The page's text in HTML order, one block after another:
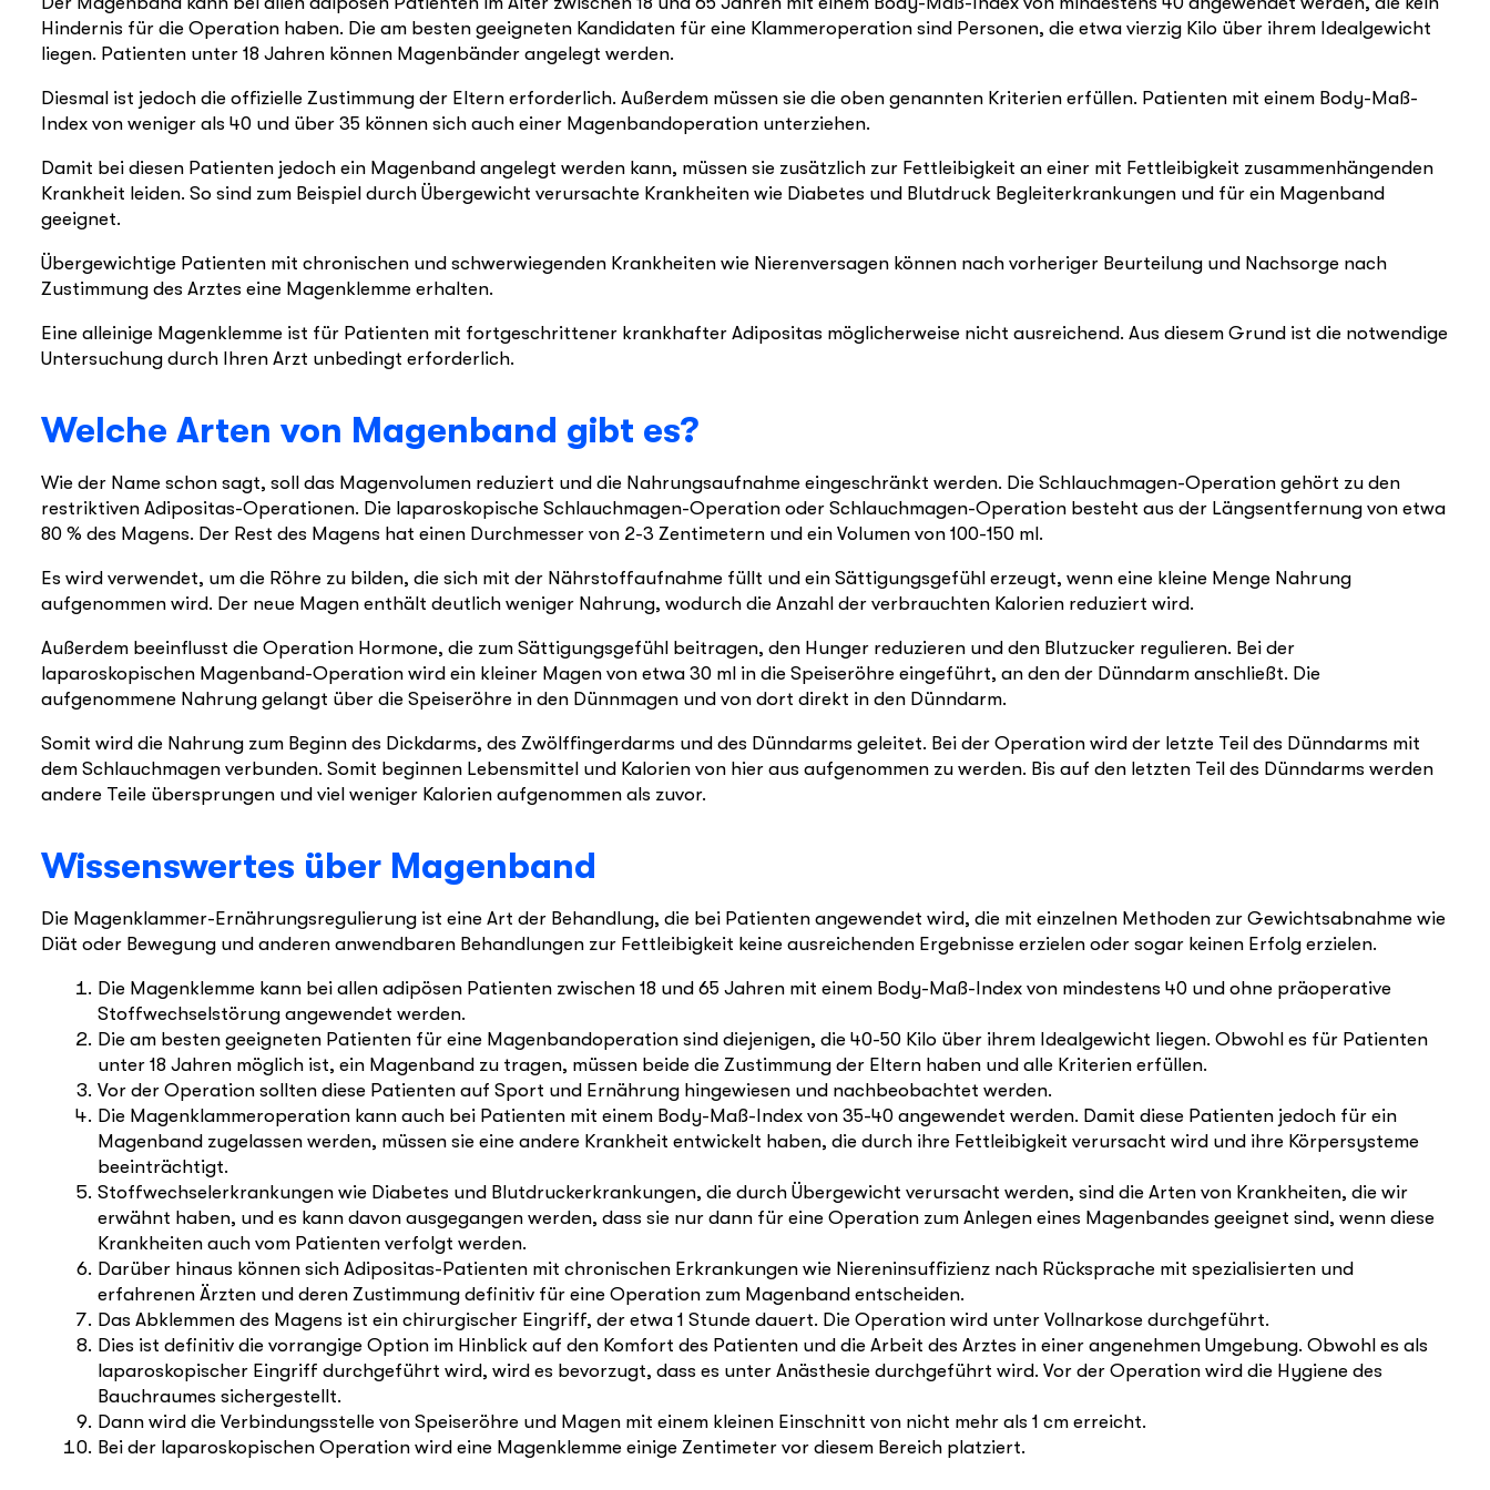
Hindernis für die Operation haben. Die am besten geeigneten Kandidaten für eine Klammeroperation sind Personen, die etwa vierzig Kilo über ihrem Idealgewicht
liegen. Patienten unter 18 Jahren können Magenbänder angelegt werden.
Diesmal ist jedoch die offizielle Zustimmung der Eltern erforderlich. Außerdem müssen sie die oben genannten Kriterien erfüllen. Patienten mit einem Body-Maß-
Index von weniger als 40 und über 35 können sich auch einer Magenbandoperation unterziehen.
Damit bei diesen Patienten jedoch ein Magenband angelegt werden kann, müssen sie zusätzlich zur Fettleibigkeit an einer mit Fettleibigkeit zusammenhängenden
Krankheit leiden. So sind zum Beispiel durch Übergewicht verursachte Krankheiten wie Diabetes und Blutdruck Begleiterkrankungen und für ein Magenband
geeignet.
Übergewichtige Patienten mit chronischen und schwerwiegenden Krankheiten wie Nierenversagen können nach vorheriger Beurteilung und Nachsorge nach
Zustimmung des Arztes eine Magenklemme erhalten.
Eine alleinige Magenklemme ist für Patienten mit fortgeschrittener krankhafter Adipositas möglicherweise nicht ausreichend. Aus diesem Grund ist die notwendige
Untersuchung durch Ihren Arzt unbedingt erforderlich.
Welche Arten von Magenband gibt es?
Wie der Name schon sagt, soll das Magenvolumen reduziert und die Nahrungsaufnahme eingeschränkt werden. Die Schlauchmagen-Operation gehört zu den
restriktiven Adipositas-Operationen. Die laparoskopische Schlauchmagen-Operation oder Schlauchmagen-Operation besteht aus der Längsentfernung von etwa
80 % des Magens. Der Rest des Magens hat einen Durchmesser von 2-3 Zentimetern und ein Volumen von 100-150 ml.
Es wird verwendet, um die Röhre zu bilden, die sich mit der Nährstoffaufnahme füllt und ein Sättigungsgefühl erzeugt, wenn eine kleine Menge Nahrung
aufgenommen wird. Der neue Magen enthält deutlich weniger Nahrung, wodurch die Anzahl der verbrauchten Kalorien reduziert wird.
Außerdem beeinflusst die Operation Hormone, die zum Sättigungsgefühl beitragen, den Hunger reduzieren und den Blutzucker regulieren. Bei der
laparoskopischen Magenband-Operation wird ein kleiner Magen von etwa 30 ml in die Speiseröhre eingeführt, an den der Dünndarm anschließt. Die
aufgenommene Nahrung gelangt über die Speiseröhre in den Dünnmagen und von dort direkt in den Dünndarm.
Somit wird die Nahrung zum Beginn des Dickdarms, des Zwölffingerdarms und des Dünndarms geleitet. Bei der Operation wird der letzte Teil des Dünndarms mit
dem Schlauchmagen verbunden. Somit beginnen Lebensmittel und Kalorien von hier aus aufgenommen zu werden. Bis auf den letzten Teil des Dünndarms werden
andere Teile übersprungen und viel weniger Kalorien aufgenommen als zuvor.
Wissenswertes über Magenband
Die Magenklammer-Ernährungsregulierung ist eine Art der Behandlung, die bei Patienten angewendet wird, die mit einzelnen Methoden zur Gewichtsabnahme wie
Diät oder Bewegung und anderen anwendbaren Behandlungen zur Fettleibigkeit keine ausreichenden Ergebnisse erzielen oder sogar keinen Erfolg erzielen.
Die Magenklemme kann bei allen adipösen Patienten zwischen 18 und 65 Jahren mit einem Body-Maß-Index von mindestens 40 und ohne präoperative
Stoffwechselstörung angewendet werden.
Die am besten geeigneten Patienten für eine Magenbandoperation sind diejenigen, die 40-50 Kilo über ihrem Idealgewicht liegen. Obwohl es für Patienten
unter 18 Jahren möglich ist, ein Magenband zu tragen, müssen beide die Zustimmung der Eltern haben und alle Kriterien erfüllen.
Vor der Operation sollten diese Patienten auf Sport und Ernährung hingewiesen und nachbeobachtet werden.
Die Magenklammeroperation kann auch bei Patienten mit einem Body-Maß-Index von 35-40 angewendet werden. Damit diese Patienten jedoch für ein
Magenband zugelassen werden, müssen sie eine andere Krankheit entwickelt haben, die durch ihre Fettleibigkeit verursacht wird und ihre Körpersysteme
beeinträchtigt.
Stoffwechselerkrankungen wie Diabetes und Blutdruckerkrankungen, die durch Übergewicht verursacht werden, sind die Arten von Krankheiten, die wir
erwähnt haben, und es kann davon ausgegangen werden, dass sie nur dann für eine Operation zum Anlegen eines Magenbandes geeignet sind, wenn diese
Krankheiten auch vom Patienten verfolgt werden.
Darüber hinaus können sich Adipositas-Patienten mit chronischen Erkrankungen wie Niereninsuffizienz nach Rücksprache mit spezialisierten und
erfahrenen Ärzten und deren Zustimmung definitiv für eine Operation zum Magenband entscheiden.
Das Abklemmen des Magens ist ein chirurgischer Eingriff, der etwa 1 Stunde dauert. Die Operation wird unter Vollnarkose durchgeführt.
Dies ist definitiv die vorrangige Option im Hinblick auf den Komfort des Patienten und die Arbeit des Arztes in einer angenehmen Umgebung. Obwohl es als
laparoskopischer Eingriff durchgeführt wird, wird es bevorzugt, dass es unter Anästhesie durchgeführt wird. Vor der Operation wird die Hygiene des
Bauchraumes sichergestellt.
Dann wird die Verbindungsstelle von Speiseröhre und Magen mit einem kleinen Einschnitt von nicht mehr als 1 cm erreicht.
Bei der laparoskopischen Operation wird eine Magenklemme einige Zentimeter vor diesem Bereich platziert.